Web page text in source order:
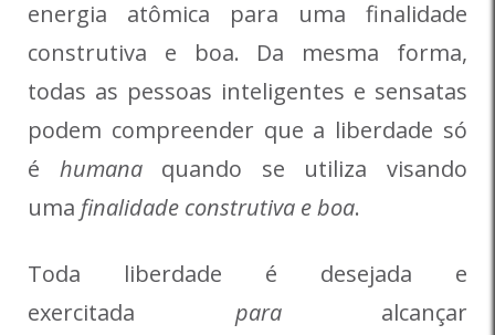
energia atômica para uma finalidade
construtiva e boa. Da mesma forma,
todas as pessoas inteligentes e sensatas
podem compreender que a liberdade só
é humanaquando se utiliza visando
uma finalidade construtiva e boa.
Toda liberdade é desejada e
exercitada paraalcançar